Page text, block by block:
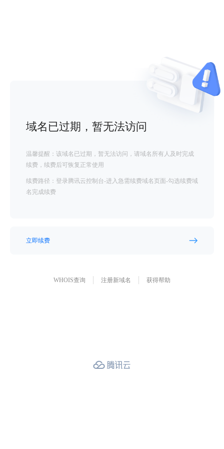
域名已过期，暂无法访问
温馨提醒：该域名已过期，暂无法访问，请域名所有人及时完成
续费，续费后可恢复正常使用
续费路径：登录腾讯云控制台-进入急需续费域名页面-勾选续费域
名完成续费
立即续费
WHOIS查询 注册新域名 获得帮助